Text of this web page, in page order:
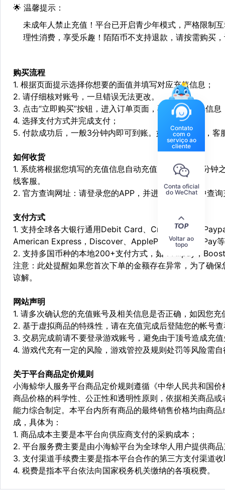
🌟 温馨提示：
未成年人禁止充值！平台已开启青少年模式，严格限制
理性消费，享受乐趣！陌陌币不支持退款，请按需购买
购买流程
1. 根据页面提示选择你想要的面值并填写对应充值信息；
2. 请仔细核对账号，一旦错误无法更改。
3. 点击“立即购买”按钮，进入订单页面，再次确定订单信息
4. 选择支付方式并完成支付；
5. 付款成功后，一般3分钟内即可到账。如遇特殊情况，
如何收货
1. 系统将根据您填写的充值信息自动充值，一般会在3分
线客服。
2. 官方查询网址：请登录您的APP，并进入个人中心中查
支付方式
1. 支持全球各大银行通用Debit Card、Credit Card和
American Express，Discover、ApplePay和GooglePay
2. 支持多国币种的本地200+支付方式，如：Alipay，
注意：此处提醒如果您首次下单的金额存在异常，为了确
谅解。
网站声明
1. 请多次确认您的充值账号及相关信息是否正确，如因您
2. 基于虚拟商品的特殊性，请在充值完成后登陆您的帐号
3. 交易完成前请不要登录游戏账号，避免由于顶号造成充
4. 游戏代充有一定的风险，游戏管控及规则处罚等风险需
关于平台商品定价规则
小海鲸华人服务平台商品定价规则遵循《中华人民共和国
商品价格的科学性、公正性和透明性原则，依据相关商品
能力综合制定。本平台内所有商品的最终销售价格均由商
成，具体为：
1. 商品成本主要是本平台向供应商支付的采购成本；
2. 平台服务费主要是由小海鲸平台为全球华人用户提供商
3. 支付渠道手续费主要是指本平台合作的第三方支付渠道
4. 税费是指本平台依法向国家税务机关缴纳的各项税费。
Contato
com o
serviço ao
cliente
Conta oficial
do WeChat
Voltar ao
topo